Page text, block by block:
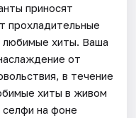
приносят
прохладительные
любимые хиты. Ваша
от
в течение
хиты в живом
селфи на фоне